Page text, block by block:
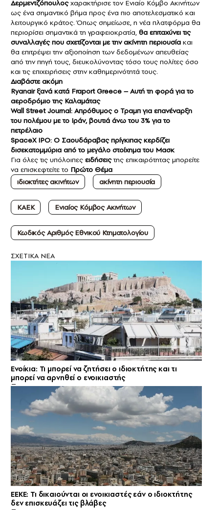
Δερμεντζόπουλοςχαρακτήρισε τον Ενιαίο Κόμβο Ακινήτων
ως ένα σημαντικό βήμα προς ένα πιο αποτελεσματικό και
λειτουργικό κράτος. Όπως σημείωσε, η νέα πλατφόρμα θα
περιορίσει σημαντικά τη γραφειοκρατία, θα επιταχύνει τις
συναλλαγές που σχετίζονται με την ακίνητη περιουσία και
θα επιτρέψει την αξιοποίηση των δεδομένων απευθείας
από την πηγή τους, διευκολύνοντας τόσο τους πολίτες όσο
και τις επιχειρήσεις στην καθημερινότητά τους.
Διαβάστε ακόμη
Ryanair ξανά κατά Fraport Greece – Αυτή τη φορά για το
αεροδρόμιο της Καλαμάτας
Wall Street Journal: Απρόθυμος ο Τραμπ για επανέναρξη
του πολέμου με το Ιράν, βουτιά άνω του 3% για το
πετρέλαιο
SpaceX IPO: Ο Σαουδάραβας πρίγκιπας κερδίζει
δισεκατομμύρια από το μεγάλο στοίχημα του Μασκ
Για όλες τις υπόλοιπες ειδήσειςτης επικαιρότητας μπορείτε
να επισκεφτείτε το Πρώτο Θέμα
ιδιοκτήτες ακινήτων
ακίνητη περιουσία
ΚΑΕΚ Ενιαίος Κόμβος Ακινήτων
Κωδικός Αριθμός Εθνικού Κτηματολογίου
ΣXETIKA NEA
Ενοίκια: Τι μπορεί να ζητήσει ο ιδιοκτήτης και τι
μπορεί να αρνηθεί ο ενοικιαστής
ΕΕΚΕ: Τι δικαιούνται οι ενοικιαστές εάν ο ιδιοκτήτης
δεν επισκευάζει τις βλάβες